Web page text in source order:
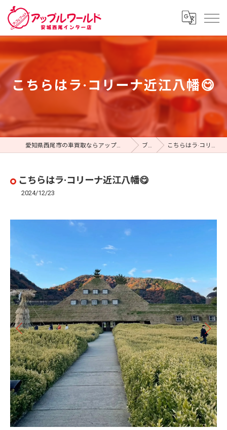
こちらはラ·コリーナ近江八幡😋
愛知県西尾市の車買取ならアップルワールド 安城西尾インター店 ブログ こちらはラ·コリーナ近江八幡😋
こちらはラ·コリーナ近江八幡😋
2024/12/23